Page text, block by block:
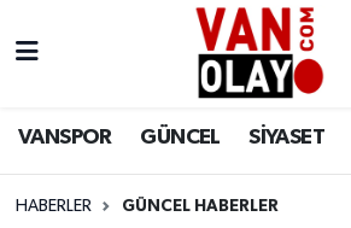
VANSPOR GÜNCEL SİYASET
HABERLER GÜNCEL HABERLER
Siyaset
Van Nöbetçi Eczaneler
Van Namaz Vakitleri